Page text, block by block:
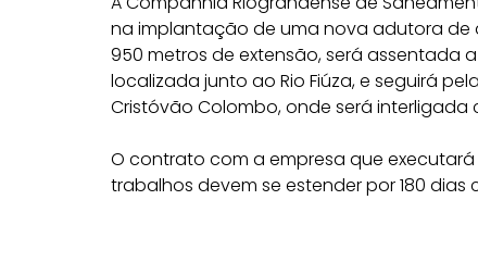
na implantação de uma nova adutora de
950 metros de extensão, será
localizada junto ao Rio Fiúza, e seguirá
Cristóvão Colombo, onde será
O contrato com a empresa que
trabalhos devem se estender por 180 dias